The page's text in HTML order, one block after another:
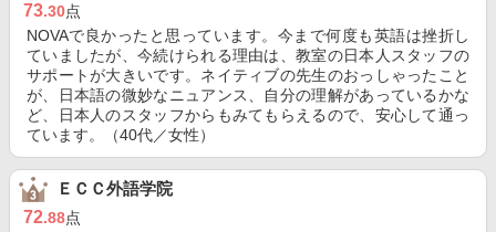
73.30点
NOVAで良かったと思っています。今まで何度も英語は挫折し
ていましたが、今続けられる理由は、教室の日本人スタッフの
サポートが大きいです。ネイティブの先生のおっしゃったこと
が、日本語の微妙なニュアンス、自分の理解があっているかな
ど、日本人のスタッフからもみてもらえるので、安心して通っ
ています。（40代／女性）
ＥＣＣ外語学院
72.88点